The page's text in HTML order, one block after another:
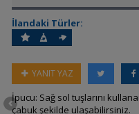
İlandaki Türler:
YANIT YAZ
İpucu: Sağ sol tuşlarını
çabuk şekilde ulaşabilirsiniz.